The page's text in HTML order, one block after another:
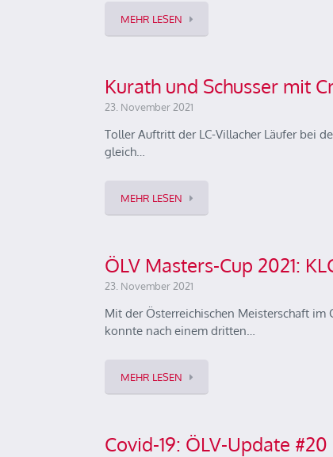
MEHR LESEN
Kurath und Schusser mit
23. November 2021
Toller Auftritt der LC-Villacher Läufer bei
gleich…
MEHR LESEN
ÖLV Masters-Cup 2021:
23. November 2021
Mit der Österreichischen Meisterschaft im
konnte nach einem dritten…
MEHR LESEN
Covid-19: ÖLV-Update #20